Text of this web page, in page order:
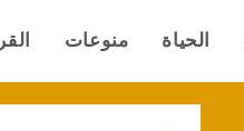
الحياة منوعات